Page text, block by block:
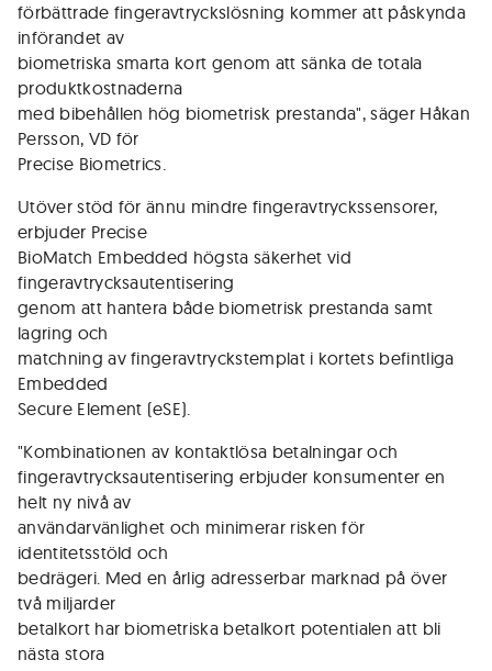
förbättrade fingeravtryckslösning kommer att påskynda
införandet av
biometriska smarta kort genom att sänka de totala
produktkostnaderna
med bibehållen hög biometrisk prestanda", säger Håkan
Persson, VD för
Precise Biometrics.
Utöver stöd för ännu mindre fingeravtryckssensorer,
erbjuder Precise
BioMatch Embedded högsta säkerhet vid
fingeravtrycksautentisering
genom att hantera både biometrisk prestanda samt
lagring och
matchning av fingeravtryckstemplat i kortets befintliga
Embedded
Secure Element (eSE).
"Kombinationen av kontaktlösa betalningar och
fingeravtrycksautentisering erbjuder konsumenter en
helt ny nivå av
användarvänlighet och minimerar risken för
identitetsstöld och
bedrägeri. Med en årlig adresserbar marknad på över
två miljarder
betalkort har biometriska betalkort potentialen att bli
nästa stora